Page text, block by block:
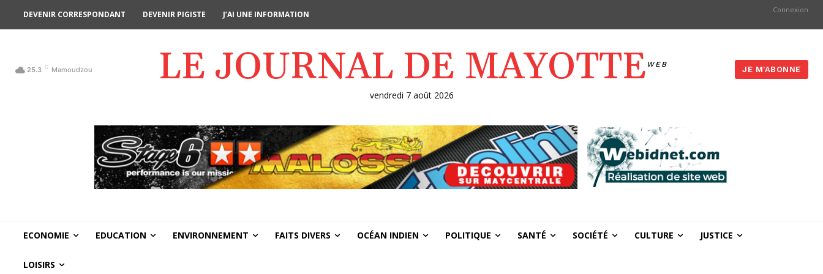
DEVENIR CORRESPONDANT DEVENIR PIGISTE J’AI UNE INFORMATION Connexion
25.3 C Mamoudzou LE JOURNAL DE MAYOTTE WEB
JE M'ABONNE
vendredi 7 août 2026
ECONOMIE EDUCATION ENVIRONNEMENT FAITS DIVERS OCÉAN INDIEN POLITIQUE SANTÉ SOCIÉTÉ CULTURE JUSTICE
LOISIRS